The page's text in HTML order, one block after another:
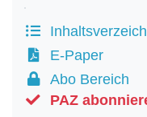
E-Paper
Abo Bereich
PAZ